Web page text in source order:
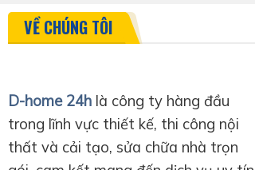
VỀ CHÚNG TÔI
D-home 24h là công ty hàng đầu
trong lĩnh vực thiết kế, thi công nội
thất và cải tạo, sửa chữa nhà trọn